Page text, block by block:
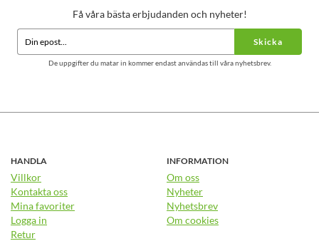
Få våra bästa erbjudanden och nyheter!
Skicka
De uppgifter du matar in kommer endast användas till våra nyhetsbrev.
HANDLA
Villkor
Kontakta oss
Mina favoriter
Logga in
Retur
INFORMATION
Om oss
Nyheter
Nyhetsbrev
Om cookies